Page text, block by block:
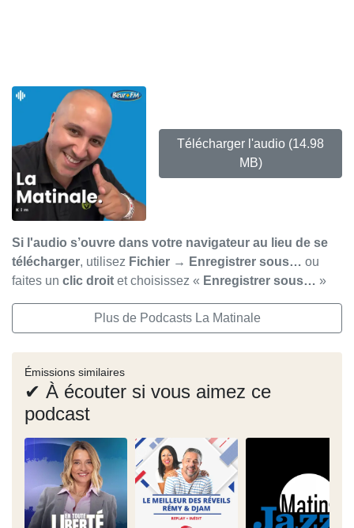
Télécharger l'audio (14.98
MB)
Si l'audio s’ouvre dans votre navigateur au lieu de se
télécharger, utilisez Fichier → Enregistrer sous… ou
faites un clic droit et choisissez « Enregistrer sous… »
Plus de Podcasts La Matinale
Émissions similaires
✔ À écouter si vous aimez ce
podcast